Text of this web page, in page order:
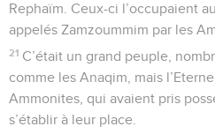
Rephaïm. Ceux-ci l’occupaient
appelés Zamzoummim par les
21 C’était un grand peuple,
comme les Anaqim, mais
Ammonites, qui avaient pris
s’établir à leur place.